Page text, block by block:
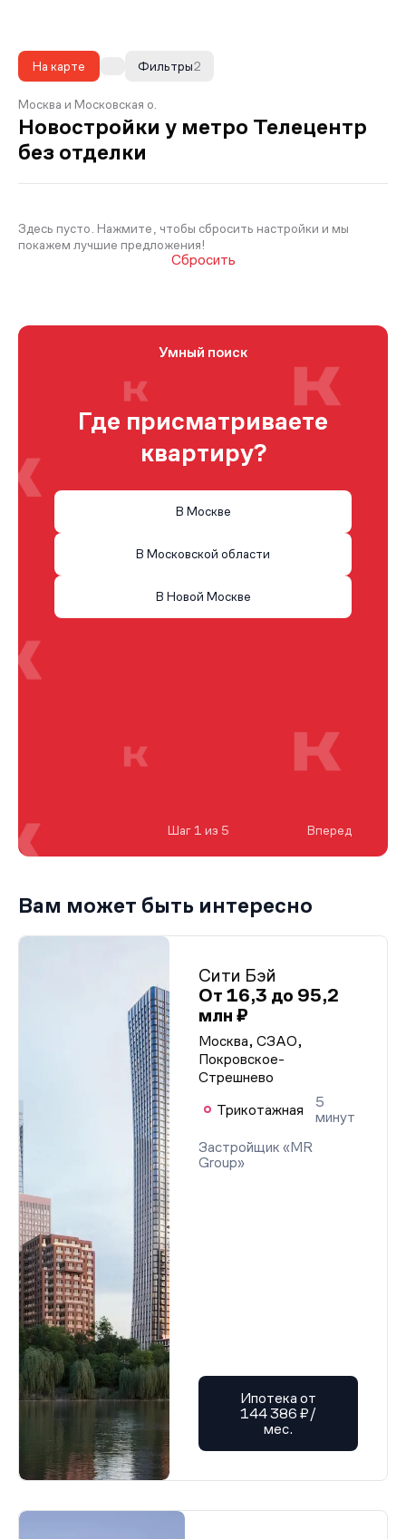
На карте 2
Фильтры
Москва и Московская о.
Новостройки у метро Телецентр
без отделки
Здесь пусто. Нажмите, чтобы сбросить настройки и мы
покажем лучшие предложения!
Сбросить
Умный поиск
Где присматриваете
квартиру?
В Москве
В Московской области
В Новой Москве
Шаг 1 из 5 Вперед
Вам может быть интересно
Сити Бэй
От 16,3 до 95,2
млн ₽
Москва, СЗАО,
Покровское-
Стрешнево
Трикотажная
5
минут
Застройщик «MR
Group»
Ипотека от
144 386 ₽/
мес.